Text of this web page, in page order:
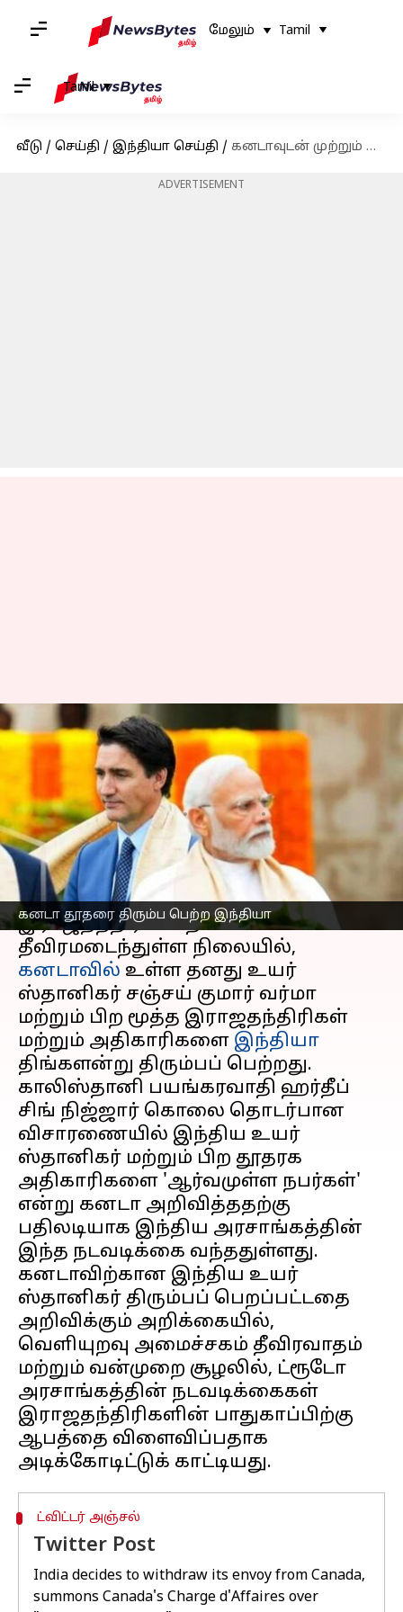
மேலும் Tamil
Tamil
வீடு / செய்தி / இந்தியா செய்தி / கனடாவுடன் முற்றும் மோதல்: கனடா தூதரை திரும்ப பெற்ற இந்தியா
ADVERTISEMENT
கனடா தூதரை திரும்ப பெற்ற இந்தியா
கனடாவுடன் முற்றும்
மோதல்: கனடா தூதரை
திரும்ப பெற்ற இந்தியா
எழுதியவர் Venkatalakshmi V Oct 14, 2024 08:32 pm
செய்தி முன்னோட்டம்
இரு நாடுகளுக்கும் இடையிலான
இராஜதந்திர மோதல்
தீவிரமடைந்துள்ள நிலையில்,
கனடாவில் உள்ள தனது உயர்
ஸ்தானிகர் சஞ்சய் குமார் வர்மா
மற்றும் பிற மூத்த இராஜதந்திரிகள்
மற்றும் அதிகாரிகளை இந்தியா
திங்களன்று திரும்பப் பெற்றது.
காலிஸ்தானி பயங்கரவாதி ஹர்தீப்
சிங் நிஜ்ஜார் கொலை தொடர்பான
விசாரணையில் இந்திய உயர்
ஸ்தானிகர் மற்றும் பிற தூதரக
அதிகாரிகளை 'ஆர்வமுள்ள நபர்கள்'
என்று கனடா அறிவித்ததற்கு
பதிலடியாக இந்திய அரசாங்கத்தின்
இந்த நடவடிக்கை வந்ததுள்ளது.
கனடாவிற்கான இந்திய உயர்
ஸ்தானிகர் திரும்பப் பெறப்பட்டதை
அறிவிக்கும் அறிக்கையில்,
வெளியுறவு அமைச்சகம் தீவிரவாதம்
மற்றும் வன்முறை சூழலில், ட்ரூடோ
அரசாங்கத்தின் நடவடிக்கைகள்
இராஜதந்திரிகளின் பாதுகாப்பிற்கு
ஆபத்தை விளைவிப்பதாக
ட்விட்டர் அஞ்சல்
Twitter Post
India decides to withdraw its envoy from Canada,
summons Canada's Charge d'Affaires over